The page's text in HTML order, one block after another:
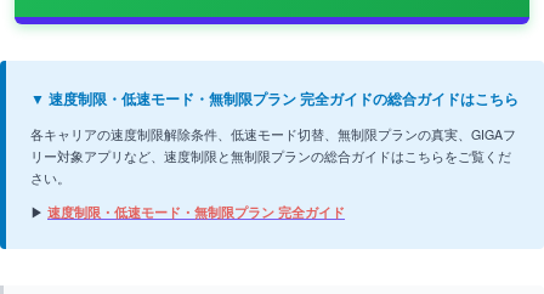
▼ 速度制限・低速モード・無制限プラン 完全ガイドの総合ガイドはこちら
各キャリアの速度制限解除条件、低速モード切替、無制限プランの真実、GIGAフ
リー対象アプリなど、速度制限と無制限プランの総合ガイドはこちらをご覧くだ
さい。
▶ 速度制限・低速モード・無制限プラン 完全ガイド